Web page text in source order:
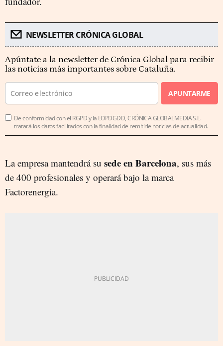
NEWSLETTER CRÓNICA GLOBAL
Apúntate a la newsletter de Crónica Global para recibir
las noticias más importantes sobre Cataluña.
APUNTARME
De conformidad con el RGPD y la LOPDGDD, CRÓNICA GLOBALMEDIA S.L.
tratará los datos facilitados con la finalidad de remitirle noticias de actualidad.
La empresa mantendrá su sede en Barcelona, sus más
de 400 profesionales y operará bajo la marca
Factorenergia.